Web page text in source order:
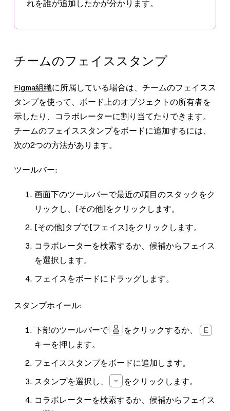
れを誰が追加したかが分かります。
チームのフェイススタンプ
Figma組織に所属している場合は、チームのフェイスス
タンプを使って、ボード上のオブジェクトの所有者を
示したり、コラボレーターに割り当てたりできます。
チームのフェイススタンプをボードに追加するには、
次の2つの方法があります。
ツールバー:
画面下のツールバーで最近の項目のスタックをク
リックし、
[その他] をクリックします。
[その他] タブで[フェイス] をクリックします。
コラボレーターを検索するか、候補からフェイス
を選択します。
フェイスをボードにドラッグします。
スタンプホイール:
下部のツールバーで をクリックするか、
E
キーを押します。
フェイススタンプをボードに追加します。
スタンプを選択し、
をクリックします。
コラボレーターを検索するか、候補からフェイス